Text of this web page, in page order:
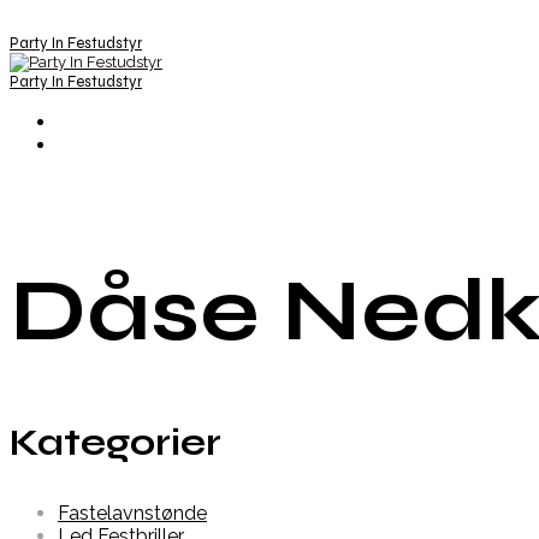
Party In Festudstyr
Party In Festudstyr
Dåse
Kategorier
Fastelavnstønde